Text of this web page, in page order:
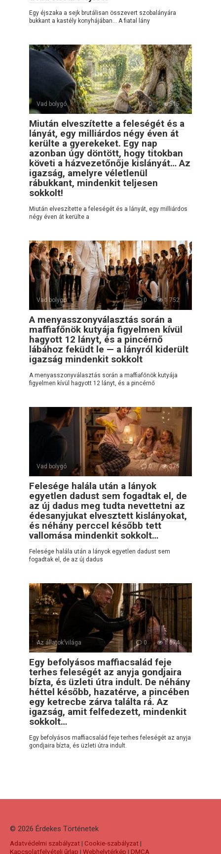
Egy éjszaka a sejk brutálisan összevert szobalányára
bukkant a kastély konyhájában… A fiatal lány
Vad bolygó 0 515
Miután elveszítette a feleségét és a
lányát, egy milliárdos négy éven át
kerülte a gyerekeket. Egy nap
azonban úgy döntött, hogy titokban
követi a házvezetőnője kislányát… Az
igazság, amelyre véletlenül
rábukkant, mindenkit teljesen
sokkolt!
Miután elveszítette a feleségét és a lányát, egy milliárdos
négy éven át kerülte a
Vad bolygó 0 1 752
A menyasszonyválasztás során a
maffiafőnök kutyája figyelmen kívül
hagyott 12 lányt, és a pincérnő
lábához feküdt le — a lányról kiderült
igazság mindenkit sokkolt
A menyasszonyválasztás során a maffiafőnök kutyája
figyelmen kívül hagyott 12 lányt, és a pincérnő
Vad bolygó 0 375
Felesége halála után a lányok
egyetlen dadust sem fogadtak el, de
az új dadus meg tudta nevettetni az
édesanyjukat elvesztett kislányokat,
és néhány perccel később tett
vallomása mindenkit sokkolt…
Felesége halála után a lányok egyetlen dadust sem
fogadtak el, de az új dadus
Az állatok világa 0 1 674
Egy befolyásos maffiacsalád feje
terhes feleségét az anyja gondjaira
bízta, és üzleti útra indult. De néhány
héttel később, hazatérve, a pincében
egy ketrecbe zárva találta rá. Az
igazság, amit felfedezett, mindenkit
sokkolt…
Egy befolyásos maffiacsalád feje terhes feleségét az anyja
gondjaira bízta, és üzleti útra indult.
© 2026 Érdekes Тörténetek
Adatvédelmi szabályzat| Cookie-szabályzat|
Kapcsolatfelvételi űrlap | Webhelytérkép | DMCA